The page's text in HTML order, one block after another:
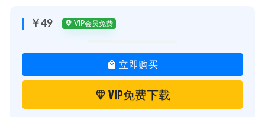
￥49 VIP会员免费
立即购买
VIP免费下载